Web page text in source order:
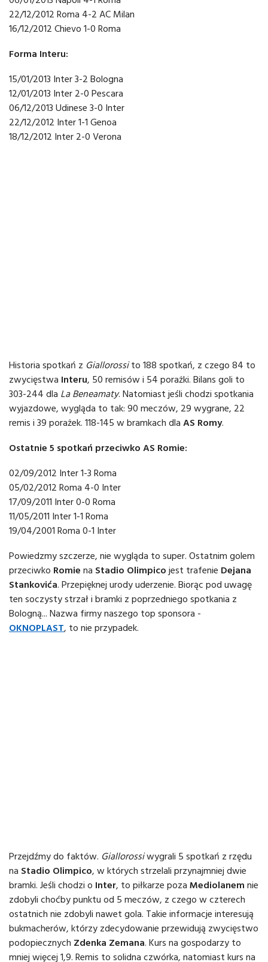
22/12/2012 Roma 4-2 AC Milan
16/12/2012 Chievo 1-0 Roma
Forma Interu:
15/01/2013 Inter 3-2 Bologna
12/01/2013 Inter 2-0 Pescara
06/12/2013 Udinese 3-0 Inter
22/12/2012 Inter 1-1 Genoa
18/12/2012 Inter 2-0 Verona
Historia spotkań z Giallorossito 188 spotkań, z czego 84 to
zwycięstwa Interu, 50 remisów i 54 porażki. Bilans goli to
303-244 dla La Beneamaty. Natomiast jeśli chodzi spotkania
wyjazdowe, wygląda to tak: 90 meczów, 29 wygrane, 22
remis i 39 porażek. 118-145 w bramkach dla AS Romy.
Ostatnie 5 spotkań przeciwko AS Romie:
02/09/2012 Inter 1-3 Roma
05/02/2012 Roma 4-0 Inter
17/09/2011 Inter 0-0 Roma
11/05/2011 Inter 1-1 Roma
19/04/2001 Roma 0-1 Inter
Powiedzmy szczerze, nie wygląda to super. Ostatnim golem
przeciwko Romie na Stadio Olimpico jest trafenie Dejana
Stankovića. Przepięknej urody uderzenie. Biorąc pod uwagę
ten soczysty strzał i bramki z poprzedniego spotkania z
Bologną... Nazwa firmy naszego top sponsora -
OKNOPLAST, to nie przypadek.
Przejdźmy do faktów. Giallorossiwygrali 5 spotkań z rzędu
na Stadio Olimpico, w których strzelali przynajmniej dwie
bramki. Jeśli chodzi o Inter, to piłkarze poza Mediolanem nie
zdobyli choćby punktu od 5 meczów, z czego w czterech
ostatnich nie zdobyli nawet gola. Takie informacje interesują
bukmacherów, którzy zdecydowanie przewidują zwycięstwo
podopiecznych Zdenka Zemana. Kurs na gospodarzy to
mniej więcej 1,9. Remis to solidna czwórka, natomiast kurs na